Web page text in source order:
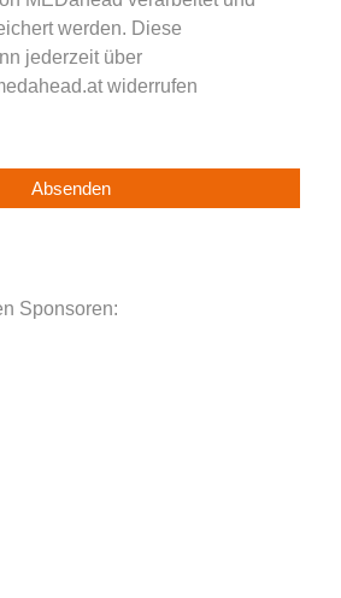
werden. Diese
jederzeit über
widerrufen
Sponsoren: